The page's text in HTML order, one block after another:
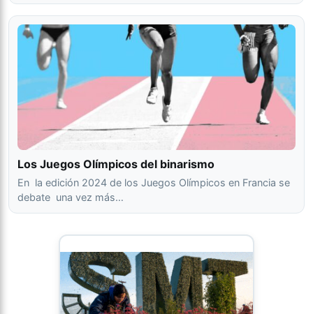
Los Juegos Olímpicos del binarismo
En la edición 2024 de los Juegos Olímpicos en Francia se
debate una vez más…